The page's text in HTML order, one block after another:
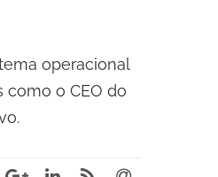
operacional
como o CEO do